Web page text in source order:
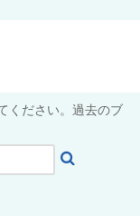
ください。過去のブ